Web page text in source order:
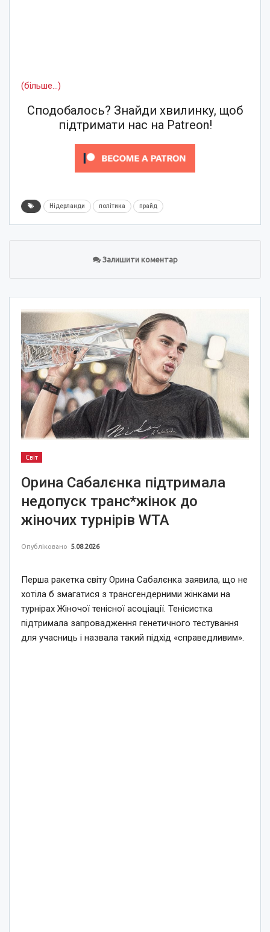
(більше…)
Сподобалось? Знайди хвилинку, щоб
підтримати нас на Patreon!
Нідерланди політика прайд
Залишити коментар
Світ
Орина Сабалєнка підтримала
недопуск транс*жінок до
жіночих турнірів WTA
Опубліковано 5.08.2026
Перша ракетка світу Орина Сабалєнка заявила, що не
хотіла б змагатися з трансгендерними жінками на
турнірах Жіночої тенісної асоціації. Тенісистка
підтримала запровадження генетичного тестування
для учасниць і назвала такий підхід «справедливим».